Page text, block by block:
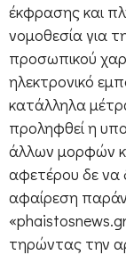
έκφρασης και
νομοθεσία για
προσωπικού
ηλεκτρονικό
κατάλληλα
προληφθεί η
άλλων μορφών
αφετέρου δε να
αφαίρεση
τηρώντας την